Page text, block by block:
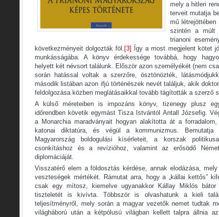
mely a hitleri
terveit mutatja
mű létrejöttében
szintén a múlt
trianoni
következményeit dolgozták föl. [3]
Így a most megjelent kötet
munkásságába. A könyv érdekessége továbbá, hogy
helyett két névsort találunk. Először azon személyékét (nem
során hatással voltak a szerzőre, ösztönözték,
második listában azon ifjú történészek nevét találjuk, akik
feldolgozása közben meglátásaikkal tovább tágították a szerző
A külső méreteiben is impozáns könyv, tizenegy plusz
időrendben követik egymást Tisza Istvántól Antall Józsefig.
a Monarchia maradványait hogyan alakította át a
katonai diktatúra, és végül a kommunizmus.
Magyarország boldogulási kísérleteit, a korszak
csonkításhoz és a revízióhoz, valamint az erősödő
diplomáciáját.
Visszatérő elem a földosztás kérdése, annak elodázása,
veszteségek mértékét. Rámutat arra, hogy a „kállai kettős”
csak egy mítosz, kiemelve ugyanakkor Kállay Miklós
tiszteletét is kivívta. Többször is olvashatunk a kieli
teljesítményről, mely során a magyar vezetők nemet tudtak
világháború után a kétpólusú világban kellett talpra állnia